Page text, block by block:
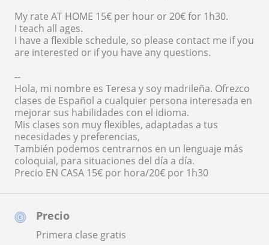
Precio
Primera clase gratis
My rate AT HOME 15€ per hour or 20€ for 1h30.
I teach all ages.
I have a flexible schedule, so please contact me if you
are interested or if you have any questions.
--
Hola, mi nombre es Teresa y soy madrileña. Ofrezco
clases de Español a cualquier persona interesada en
mejorar sus habilidades con el idioma.
Mis clases son muy flexibles, adaptadas a tus
necesidades y preferencias,
También podemos centrarnos en un lenguaje más
coloquial, para situaciones del día a día.
Precio EN CASA 15€ por hora/20€ por 1h30